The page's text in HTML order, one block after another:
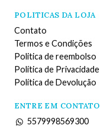
POLITICAS DA LOJA
Contato
Termos e Condições
Politica de reembolso
Política de Privacidade
Política de Devolução
ENTRE EM CONTATO
5579998569300